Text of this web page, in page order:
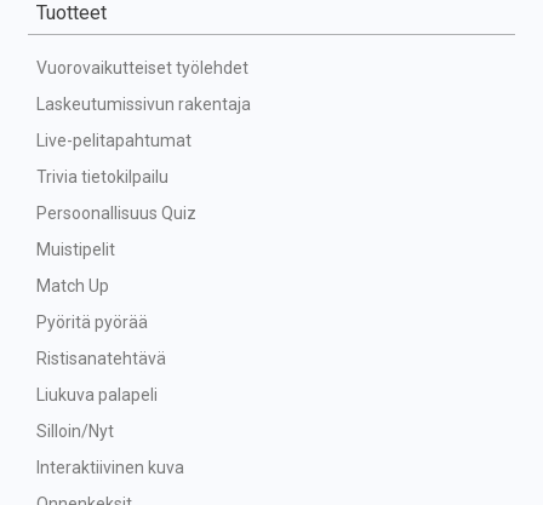
Tuotteet
Vuorovaikutteiset työlehdet
Laskeutumissivun rakentaja
Live-pelitapahtumat
Trivia tietokilpailu
Persoonallisuus Quiz
Muistipelit
Match Up
Pyöritä pyörää
Ristisanatehtävä
Liukuva palapeli
Silloin/Nyt
Interaktiivinen kuva